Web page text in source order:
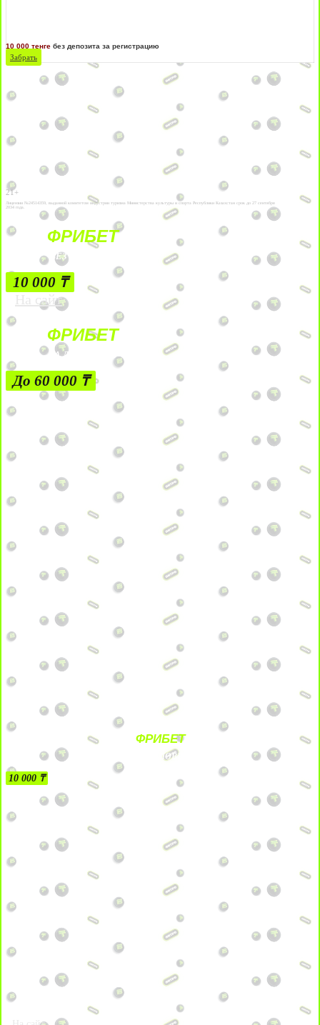
10 000 тенге без депозита за регистрацию
Забрать
21+
Лицензии №24514359, выданной комитетом индустрии туризма Министерства культуры и спорта Республики Казахстан срок до 27 сентября
2034 года.
ФРИБЕТ
БЕЗ УСЛОВИЙ
10 000 ₸
На сайт
ФРИБЕТ
ЗА ДЕПОЗИТЫ
До 60 000 ₸
ФРИБЕТ
БЕЗ УСЛОВИЙ
10 000 ₸